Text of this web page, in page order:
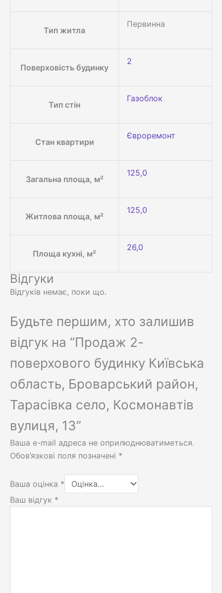
Тип житла
Первинна
Поверховість будинку
2
Тип стін
Газоблок
Стан квартири
Євроремонт
Загальна площа, м²
125,0
Житлова площа, м²
125,0
Площа кухні, м²
26,0
Відгуки
Відгуків немає, поки що.
Будьте першим, хто залишив
відгук на “Продаж 2-
поверхового будинку Київська
область, Броварський район,
Тарасівка село, Космонавтів
вулиця, 13”
Ваша e-mail адреса не оприлюднюватиметься.
Обов’язкові поля позначені *
Ваша оцінка *
Ваш відгук *